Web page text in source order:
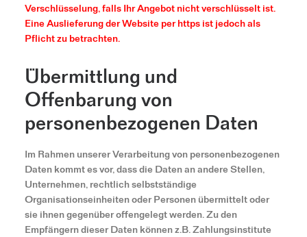
Verschlüsselung, falls Ihr Angebot nicht verschlüsselt ist.
Eine Auslieferung der Website per https ist jedoch als
Pflicht zu betrachten.
Übermittlung und
Offenbarung von
personenbezogenen Daten
Im Rahmen unserer Verarbeitung von personenbezogenen
Daten kommt es vor, dass die Daten an andere Stellen,
Unternehmen, rechtlich selbstständige
Organisationseinheiten oder Personen übermittelt oder
sie ihnen gegenüber offengelegt werden. Zu den
Empfängern dieser Daten können z.B. Zahlungsinstitute